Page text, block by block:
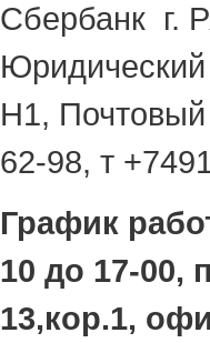
Сбербанк г.
Юридический
Н1, Почтовый
62-98, т
График
10 до 17-00,
13,кор.1,